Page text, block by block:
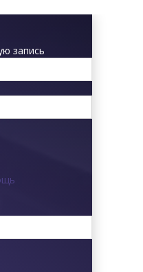
запись